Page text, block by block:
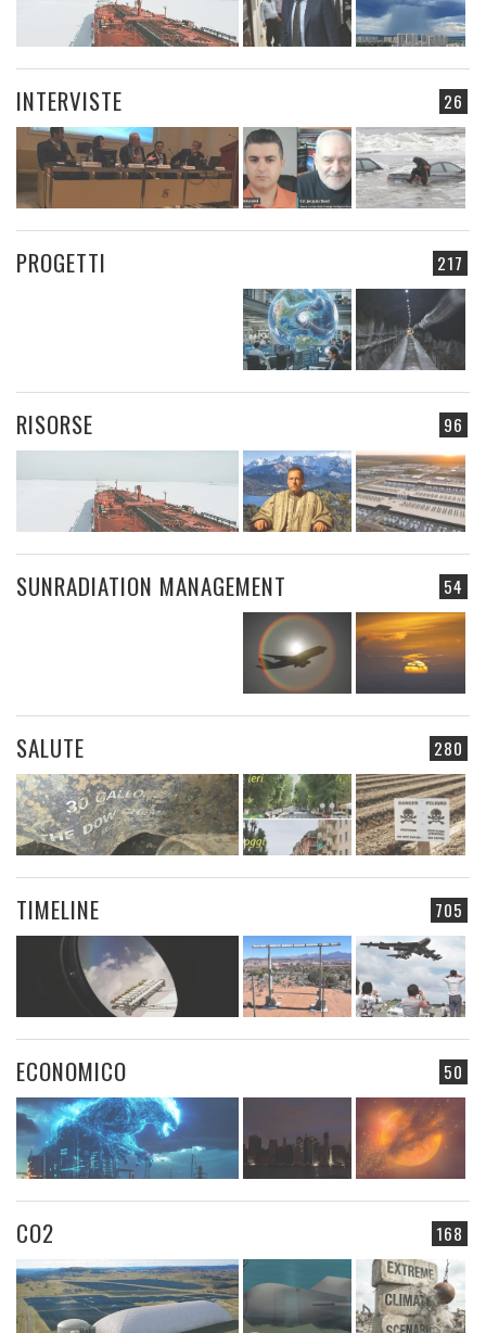
26
INTERVISTE
217
PROGETTI
96
RISORSE
54
SUNRADIATION MANAGEMENT
280
SALUTE
705
TIMELINE
50
ECONOMICO
168
CO2